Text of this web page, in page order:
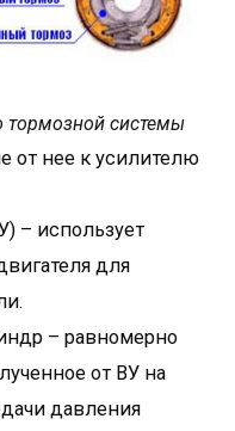
тормозной системы
от нее к усилителю
– использует
для
– равномерно
от ВУ на
давления